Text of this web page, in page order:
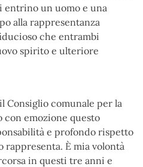
un uomo e una
alla rappresentanza
che entrambi
spirito e ulteriore
Consiglio comunale per la
con emozione questo
e profondo rispetto
È mia volontà
in questi tre anni e